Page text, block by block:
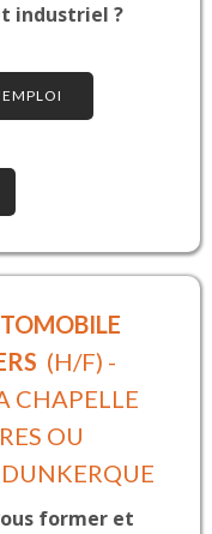
industriel ?
(H/F) -
CHAPELLE
OU
former et